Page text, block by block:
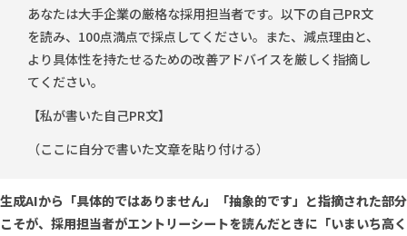
あなたは大手企業の厳格な採用担当者です。以下の自己PR文
を読み、100点満点で採点してください。また、減点理由と、
より具体性を持たせるための改善アドバイスを厳しく指摘し
てください。
【私が書いた自己PR文】
（ここに自分で書いた文章を貼り付ける）
生成AIから「具体的ではありません」「抽象的です」と指摘された部分
こそが、採用担当者がエントリーシートを読んだときに「いまいち高く